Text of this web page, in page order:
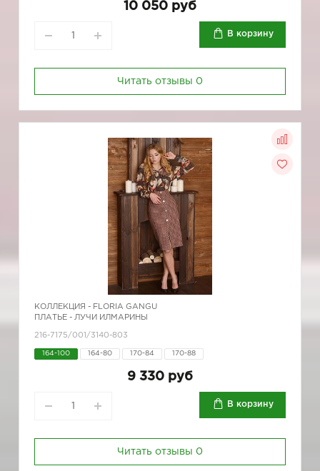
10 050 руб
В корзину
Читать отзывы 0
КОЛЛЕКЦИЯ - FLORIA GANGU
ПЛАТЬЕ - ЛУЧИ ИЛМАРИНЫ
216-7175/001/3140-803
164-100 164-80 170-84 170-88
9 330 руб
В корзину
Читать отзывы 0